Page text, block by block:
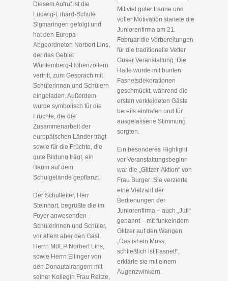
Diesem Aufruf ist die
Ludwig-Erhard-Schule
Sigmaringen gefolgt und
hat den Europa-
Abgeordneten Norbert Lins,
der das Gebiet
Württemberg-Hohenzollern
vertritt, zum Gespräch mit
Schülerinnen und Schülern
eingeladen. Außerdem
wurde symbolisch für die
Früchte, die die
Zusammenarbeit der
europäischen Länder trägt
sowie für die Früchte, die
gute Bildung trägt, ein
Baum auf dem
Schulgelände gepflanzt.
Der Schulleiter, Herr
Steinhart, begrüßte die im
Foyer anwesenden
Schülerinnen und Schüler,
vor allem aber den Gast,
Herrn MdEP Norbert Lins,
sowie Herrn Ellinger von
den Donautalrangern mit
seiner Kollegin Frau Reitze,
Mit viel guter Laune und
voller Motivation startete die
Juniorenfirma am 21.
Februar die Vorbereitungen
für die traditionelle Vetter
Guser Veranstaltung. Die
Halle wurde mit bunten
Fasnetsdekorationen
geschmückt, während die
ersten verkleideten Gäste
bereits eintrafen und für
ausgelassene Stimmung
sorgten.
Ein besonderes Highlight
vor Veranstaltungsbeginn
war die „Glitzer-Aktion“ von
Frau Burger: Sie verzierte
eine Vielzahl der
Bedienungen der
Juniorenfirma – auch „Jufi“
genannt – mit funkelndem
Glitzer auf den Wangen.
„Das ist ein Muss,
schließlich ist Fasnet!“,
erklärte sie mit einem
Augenzwinkern.